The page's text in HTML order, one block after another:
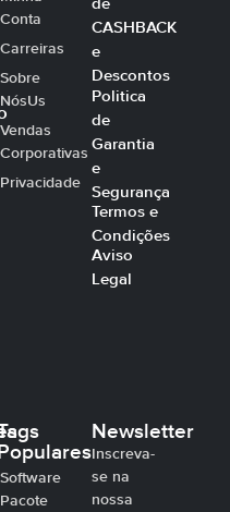
Conta
Carreiras
Sobre
NósUs
Vendas
Corporativas
Privacidade
de
CASHBACK
e
Descontos
Politica
de
Garantia
e
Segurança
Termos e
Condições
Aviso
Legal
Populares
Software
Pacote
Newsletter
Inscreva-
se na
nossa